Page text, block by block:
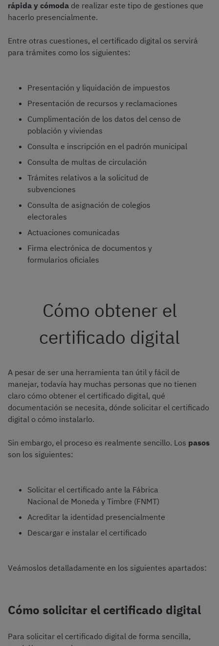
rápida y cómoda de realizar este tipo de gestiones que
hacerlo presencialmente.
Entre otras cuestiones, el certificado digital os servirá
para trámites como los siguientes:
Presentación y liquidación de impuestos
Presentación de recursos y reclamaciones
Cumplimentación de los datos del censo de
población y viviendas
Consulta e inscripción en el padrón municipal
Consulta de multas de circulación
Trámites relativos a la solicitud de
subvenciones
Consulta de asignación de colegios
electorales
Actuaciones comunicadas
Firma electrónica de documentos y
formularios oficiales
Cómo obtener el
certificado digital
A pesar de ser una herramienta tan útil y fácil de
manejar, todavía hay muchas personas que no tienen
claro cómo obtener el certificado digital, qué
documentación se necesita, dónde solicitar el certificado
digital o cómo instalarlo.
Sin embargo, el proceso es realmente sencillo. Los pasos
son los siguientes:
Solicitar el certificado ante la Fábrica
Nacional de Moneda y Timbre (FNMT)
Acreditar la identidad presencialmente
Descargar e instalar el certificado
Veámoslos detalladamente en los siguientes apartados:
Cómo solicitar el certificado digital
Para solicitar el certificado digital de forma sencilla,